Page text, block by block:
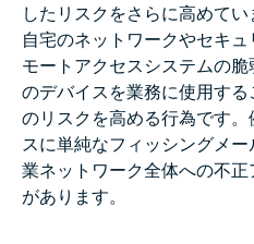
したリスクをさらに高めてい
自宅のネットワークやセキ
モートアクセスシステムの
のデバイスを業務に使用す
のリスクを高める行為です
スに単純なフィッシングメ
業ネットワーク全体への不
があります。